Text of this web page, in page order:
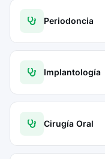
Periodoncia
Implantología
Cirugía Oral